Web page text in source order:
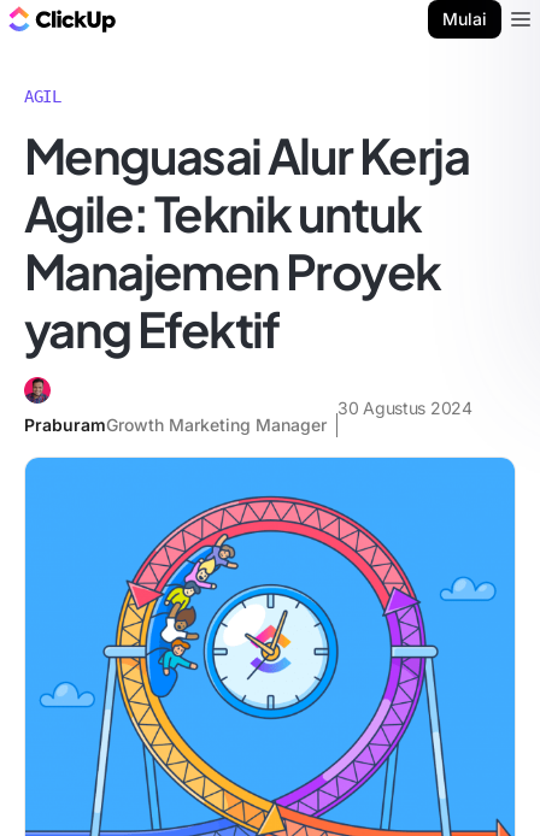
Mulai
AGIL
Menguasai Alur Kerja
Agile: Teknik untuk
Manajemen Proyek
yang Efektif
PraburamGrowth Marketing Manager
30 Agustus 2024